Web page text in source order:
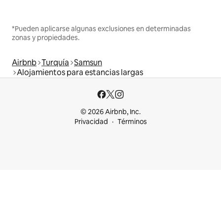
*Pueden aplicarse algunas exclusiones en determinadas
zonas y propiedades.
Airbnb Turquía Samsun
Alojamientos para estancias largas
© 2026 Airbnb, Inc.
Privacidad
Términos